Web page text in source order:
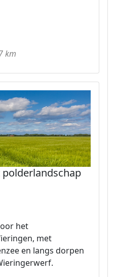
km
het
met
en langs dorpen